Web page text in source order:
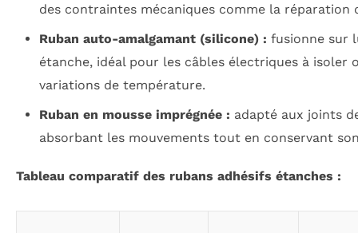
des contraintes mécaniques comme la réparation
Ruban auto-amalgamant (silicone) : fusionne sur
étanche, idéal pour les câbles électriques à isoler
variations de température.
Ruban en mousse imprégnée : adapté aux joints
absorbant les mouvements tout en conservant
Tableau comparatif des rubans adhésifs étanches :